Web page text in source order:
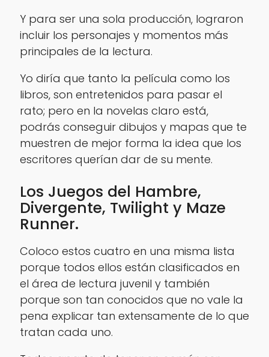
Y para ser una sola producción, lograron
incluir los personajes y momentos más
principales de la lectura.
Yo diría que tanto la película como los
libros, son entretenidos para pasar el
rato; pero en la novelas claro está,
podrás conseguir dibujos y mapas que te
muestren de mejor forma la idea que los
escritores querían dar de su mente.
Los Juegos del Hambre,
Divergente, Twilight y Maze
Runner.
Coloco estos cuatro en una misma lista
porque todos ellos están clasificados en
el área de lectura juvenil y también
porque son tan conocidos que no vale la
pena explicar tan extensamente de lo que
tratan cada uno.